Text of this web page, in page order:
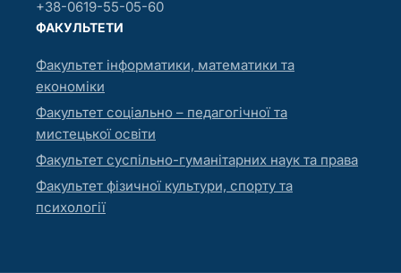
+38-0619-55-05-60
ФАКУЛЬТЕТИ
Факультет інформатики, математики та
економіки
Факультет соціально – педагогічної та
мистецької освіти
Факультет суспільно-гуманітарних наук та права
Факультет фізичної культури, спорту та
психології